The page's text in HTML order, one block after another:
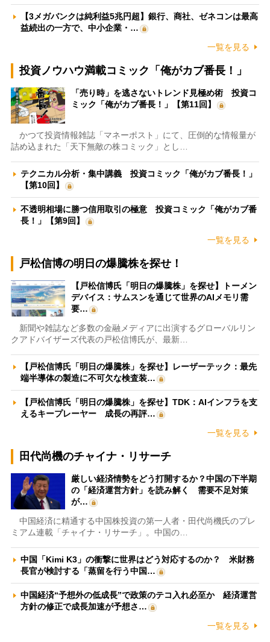
【3メガバンクは純利益5兆円超】銀行、商社、ゼネコンは最高
益続出の一方で、中小企業・…
一覧を見る
投資ノウハウ満載コミック「俺がカブ番長！」
「売り時」を逃さないトレンド見極め術 投資コ
ミック「俺がカブ番長！」【第11回】
かつて投資情報雑誌「マネーポスト」にて、圧倒的な情報量が
詰め込まれた「天下無敵の株コミック」とし…
テクニカル分析・集中講義 投資コミック「俺がカブ番長！」
【第10回】
不透明相場に勝つ信用取引の極意 投資コミック「俺がカブ番
長！」【第9回】
一覧を見る
戸松信博の明日の爆騰株を探せ！
【戸松信博氏「明日の爆騰株」を探せ】トーメン
デバイス：サムスンを通じて世界のAIメモリ需
要…
新聞や雑誌など多数の金融メディアに出演するグローバルリン
クアドバイザーズ代表の戸松信博氏が、最新…
【戸松信博氏「明日の爆騰株」を探せ】レーザーテック：最先
端半導体の製造に不可欠な検査装…
【戸松信博氏「明日の爆騰株」を探せ】TDK：AIインフラを支
えるキープレーヤー 成長の再評…
一覧を見る
田代尚機のチャイナ・リサーチ
厳しい経済情勢をどう打開するか？中国の下半期
の「経済運営方針」を読み解く 需要不足対策
が…
中国経済に精通する中国株投資の第一人者・田代尚機氏のプレ
ミアム連載「チャイナ・リサーチ」。中国の…
中国「Kimi K3」の衝撃に世界はどう対応するのか？ 米財務
長官が検討する「蒸留を行う中国…
中国経済“予想外の低成長”で政策のテコ入れ必至か 経済運営
方針の修正で成長加速が予想さ…
一覧を見る